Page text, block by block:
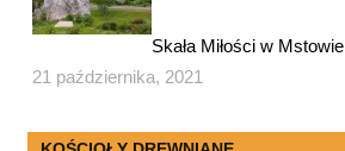
Skała Miłości w Mstowie
21 października, 2021